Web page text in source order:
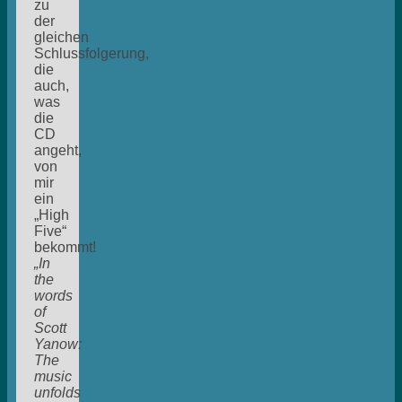
zu
der
gleichen
Schlussfolgerung,
die
auch,
was
die
CD
angeht,
von
mir
ein
„High
Five“
bekommt!
„In
the
words
of
Scott
Yanow:
The
music
unfolds